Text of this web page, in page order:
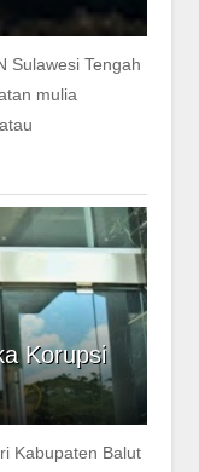
Sulawesi Tengah
mulia
Korupsi
Kabupaten Balut